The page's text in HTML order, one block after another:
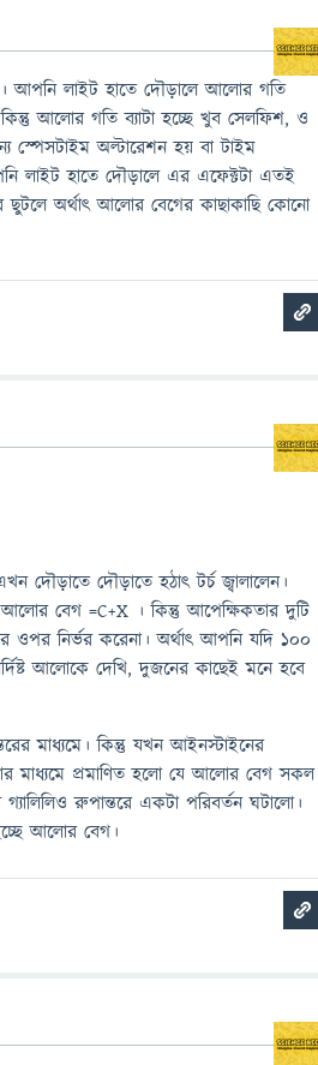
আপনি লাইট হাতে দৌড়ালে আলোর গতি
আলোর গতি ব্যাটা হচ্ছে খুব সেলফিশ, ও
স্পেসটাইম অল্টারেশন হয় বা টাইম
লাইট হাতে দৌড়ালে এর এফেক্টটা এতই
অর্থাৎ আলোর বেগের কাছাকাছি কোনো
দৌড়াতে হঠাৎ টর্চ জ্বালালেন।
বেগ =C+X । কিন্তু আপেক্ষিকতার দুটি
ওপর নির্ভর করেনা। অর্থাৎ আপনি যদি ১০০
আলোকে দেখি, দুজনের কাছেই মনে হবে
মাধ্যমে। কিন্তু যখন আইনস্টাইনের
মাধ্যমে প্রমাণিত হলো যে আলোর বেগ সকল
রুপান্তরে একটা পরিবর্তন ঘটালো।
আলোর বেগ।